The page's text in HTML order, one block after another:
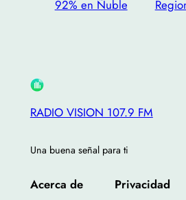
92% en Ñuble
RADIO VISION 107.9 FM
Una buena señal para ti
Acerca de Privacidad